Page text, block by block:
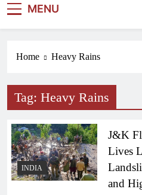
MENU
Home Heavy Rains
Tag: Heavy Rains
INDIA
J&K
Lives
and